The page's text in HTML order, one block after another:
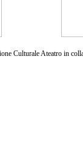
Culturale Ateatro in